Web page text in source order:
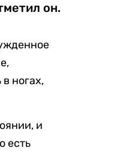
он.
ногах,
и
есть